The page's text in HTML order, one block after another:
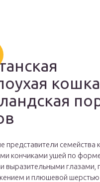
представители семейства
кончиками ушей по
выразительными глазами,
и плюшевой шерстью